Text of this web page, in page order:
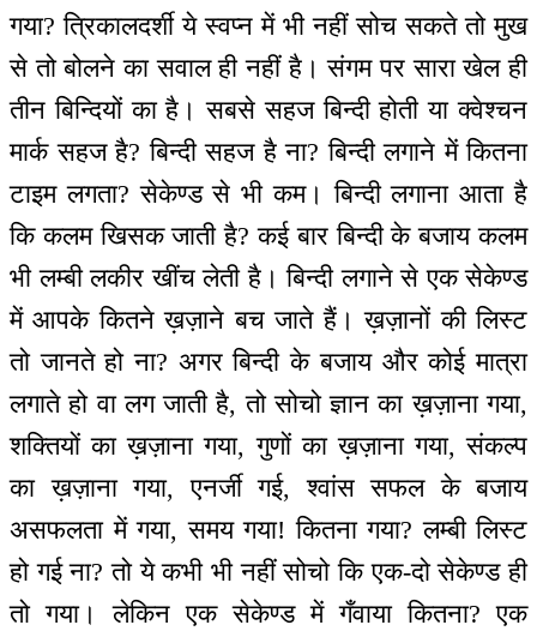
गया? त्रिकालदर्शी ये स्वप्न में भी नहीं सोच सकते तो मुख
से तो बोलने का सवाल ही नहीं है। संगम पर सारा खेल ही
तीन बिन्दियों का है। सबसे सहज बिन्दी होती या क्वेश्चन
मार्क सहज है? बिन्दी सहज है ना? बिन्दी लगाने में कितना
टाइम लगता? सेकेण्ड से भी कम। बिन्दी लगाना आता है
कि कलम खिसक जाती है? कई बार बिन्दी के बजाय कलम
भी लम्बी लकीर खींच लेती है। बिन्दी लगाने से एक सेकेण्ड
में आपके कितने ख़ज़ाने बच जाते हैं। ख़ज़ानों की लिस्ट
तो जानते हो ना? अगर बिन्दी के बजाय और कोई मात्रा
लगाते हो वा लग जाती है, तो सोचो ज्ञान का ख़ज़ाना गया,
शक्तियों का ख़ज़ाना गया, गुणों का ख़ज़ाना गया, संकल्प
का ख़ज़ाना गया, एनर्जी गई, श्वांस सफल के बजाय
असफलता में गया, समय गया! कितना गया? लम्बी लिस्ट
हो गई ना? तो ये कभी भी नहीं सोचो कि एक-दो सेकेण्ड ही
तो गया। लेकिन एक सेकेण्ड में गँवाया कितना? एक